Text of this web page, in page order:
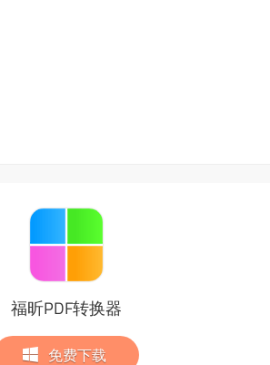
福昕PDF转换器
免费下载